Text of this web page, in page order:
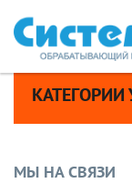
КАТЕГОРИИ
МЫ НА СВЯЗИ